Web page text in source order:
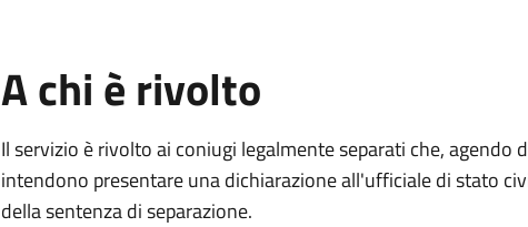
A chi è rivolto
Il servizio è rivolto ai coniugi legalmente separati che, agendo
intendono presentare una dichiarazione all'ufficiale di stato
della sentenza di separazione.